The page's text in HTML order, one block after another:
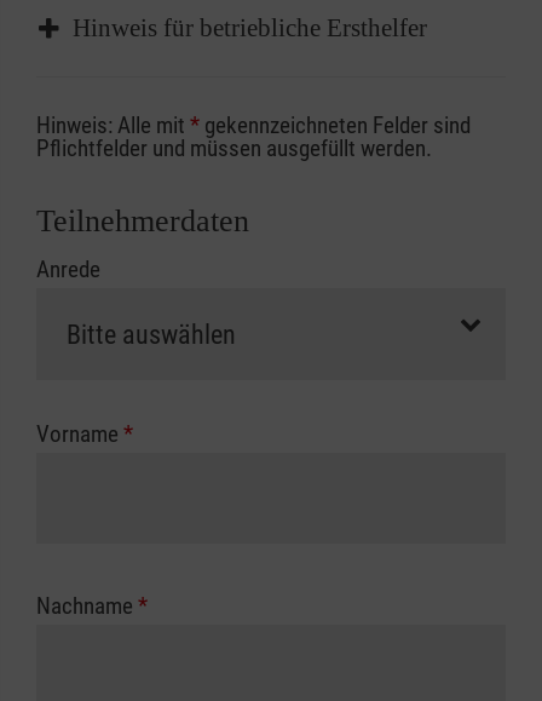
Hinweis für betriebliche Ersthelfer
Sofern Sie ein Kostenübernahmeverfahren
Ihrer Berufsgenossenschaft / Unfallkasse
Abrechnungsunterlagen spätestens zu
erfolgt eine Abrechnung der vollen Kursgebühr
Die notwendigen Formulare für die
zuständigen Berufsgenossenschaft oder
Hinweis: Alle mit * gekennzeichneten Felder sind
Pflichtfelder und müssen ausgefüllt werden.
Teilnehmerdaten
Anrede
Vorname *
Nachname *